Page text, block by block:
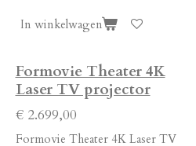
In winkelwagen
Formovie Theater 4K
Laser TV projector
€ 2.699,00
Formovie Theater 4K Laser TV